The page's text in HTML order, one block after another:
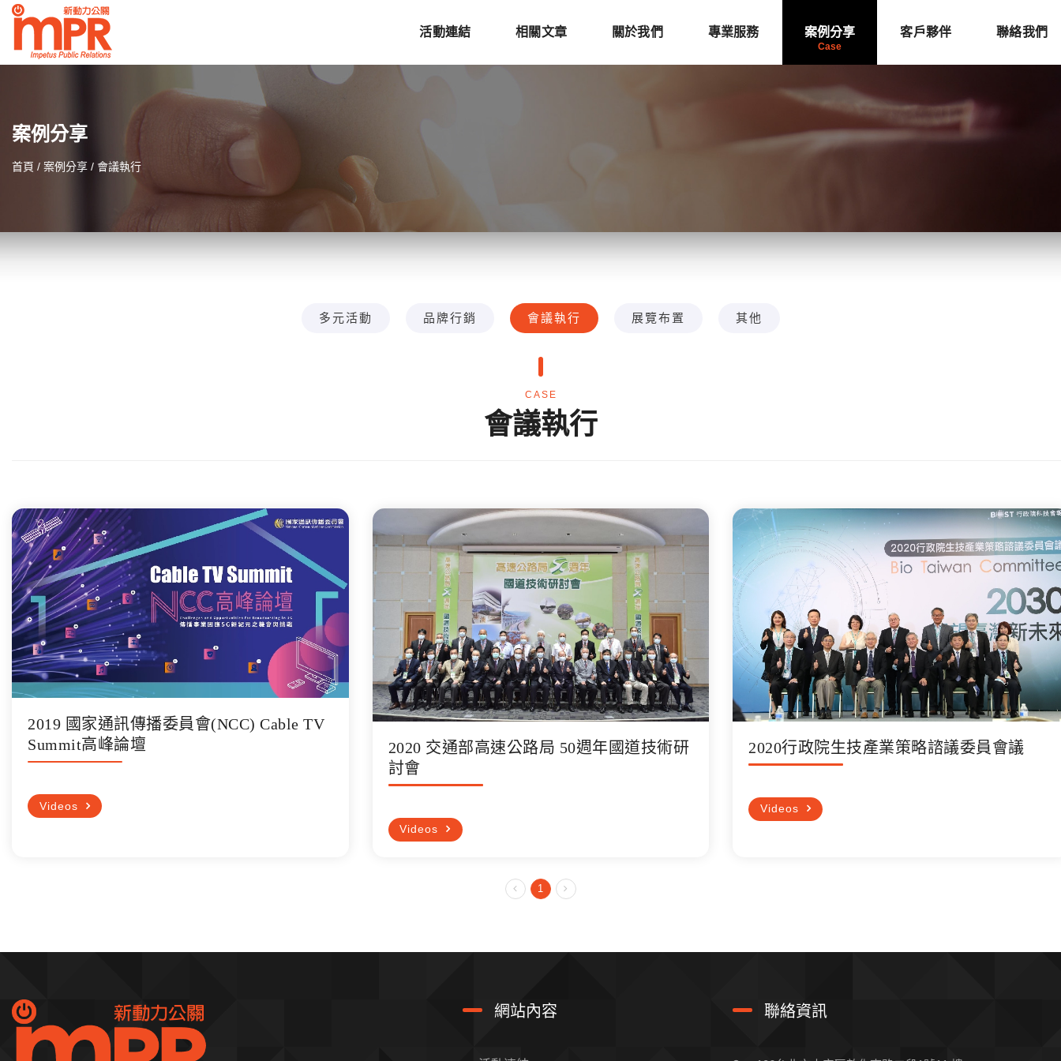
活動連結 相關文章 關於我們 專業服務 案例分享 客戶夥伴 聯絡我們
案例分享
首頁 案例分享 會議執行
多元活動 品牌行銷 會議執行 展覽布置 其他
CASE
會議執行
2019 國家通訊傳播委員會(NCC) Cable TV
Summit高峰論壇
Videos
2020 交通部高速公路局 50週年國道技術研
討會
Videos
2020行政院生技產業策略諮議委員會議
Videos
1
網站內容 聯絡資訊